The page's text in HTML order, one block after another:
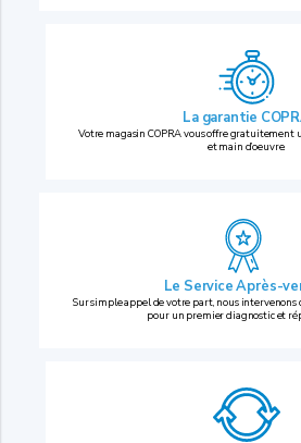
La garantie
Votre magasin COPRA vous offre gratuitement
et main d’oeuvre.
Le Service Après-
Sur simple appel de votre part, nous intervenons
pour un premier diagnostic et